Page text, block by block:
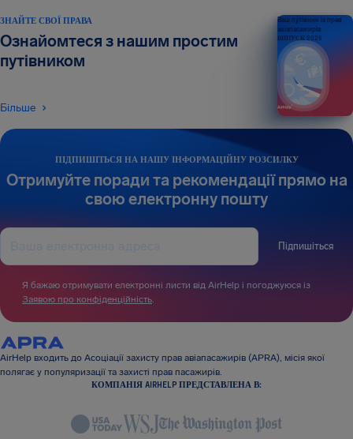
ПІДПИШІТЬСЯ НА НАШУ ІНФОРМАЦІЙНУ РОЗСИЛКУ
Отримуйте поради та рекомендації прямо на
свою електронну пошту
Підпишіться
Я бажаю отримувати електронні листи від AirHelp і погоджуюся із
Заявою про конфіденційність.
ЗНАЙТЕ СВОЇ ПРАВА
Ознайомтеся з нашим простим
путівником
Більше
Ваш путівник із прав
авіапасажирів
ВИПУСК 2026
AirHelp входить до Асоціації захисту прав авіапасажирів (APRA), місія якої
полягає у популяризації та захисті прав пасажирів.
КОМПАНІЯ AIRHELP ПРЕДСТАВЛЕНА В: